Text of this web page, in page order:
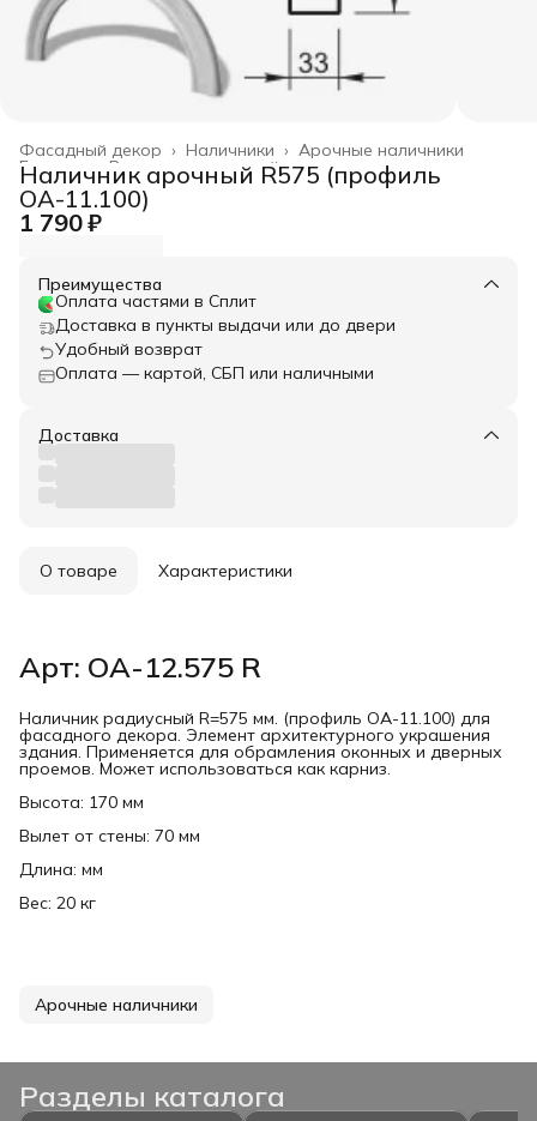
Арочные наличники
Наличники ›
Фасадный декор ›
Весь архитектурный декор ›
Главная ›
Наличник арочный R575 (профиль
ОА-11.100)
1 790 ₽
Преимущества
Оплата частями в Сплит
Доставка в пункты выдачи или до двери
Удобный возврат
Оплата — картой, СБП или наличными
Доставка
О товаре Характеристики
Арт: ОА-12.575 R
Наличник радиусный R=575 мм. (профиль ОА-11.100) для
фасадного декора. Элемент архитектурного украшения
здания. Применяется для обрамления оконных и дверных
проемов. Может использоваться как карниз.
Высота: 170 мм
Вылет от стены: 70 мм
Длина: мм
Вес: 20 кг
Арочные наличники
Разделы каталога